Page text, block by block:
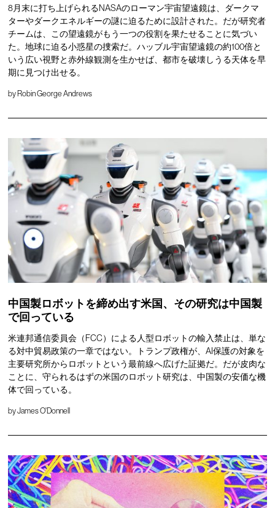
8月末に打ち上げられるNASAのローマン宇宙望遠鏡は、ダークマ
ターやダークエネルギーの謎に迫るために設計された。だが研究者
チームは、この望遠鏡がもう一つの役割を果たせることに気づい
た。地球に迫る小惑星の捜索だ。ハッブル宇宙望遠鏡の約100倍と
いう広い視野と赤外線観測を生かせば、都市を破壊しうる天体を早
期に見つけ出せる。
by Robin George Andrews
中国製ロボットを締め出す米国、その研究は中国製
で回っている
米連邦通信委員会（FCC）による人型ロボットの輸入禁止は、単な
る対中貿易政策の一章ではない。トランプ政権が、AI保護の対象を
主要研究所からロボットという最前線へ広げた証拠だ。だが皮肉な
ことに、守られるはずの米国のロボット研究は、中国製の安価な機
体で回っている。
byJames O'Donnell